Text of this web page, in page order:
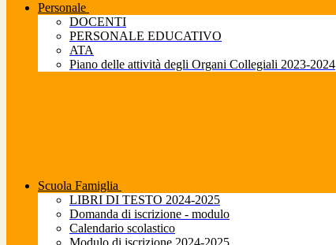
Personale
DOCENTI
PERSONALE EDUCATIVO
ATA
Piano delle attività degli Organi Collegiali 2023-2024
Scuola Famiglia
LIBRI DI TESTO 2024-2025
Domanda di iscrizione - modulo
Calendario scolastico